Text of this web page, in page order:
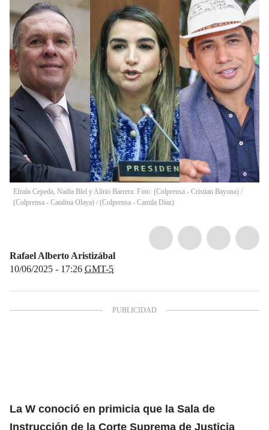
Efraín Cepeda, Nadia Blel y Alirio Barrera. Foto: (Colprensa - Cristian Bayona) /
(Colprensa - Catalina Olaya) / (Colprensa - Camila Díaz)
Rafael Alberto Aristizábal
10/06/2025 - 17:26 GMT-5
La W conoció en primicia que la Sala de
Instrucción de la Corte Suprema de Justicia